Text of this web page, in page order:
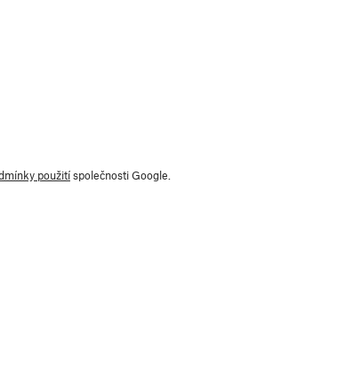
použitíspolečnosti Google.